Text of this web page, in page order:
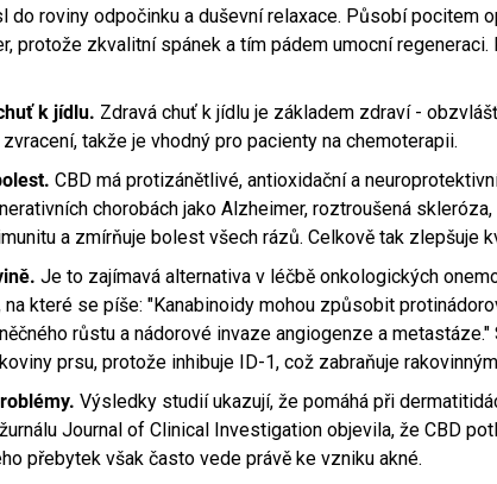
do roviny odpočinku a duševní relaxace. Působí pocitem
protože zkvalitní spánek a tím pádem umocní
k jídlu. Zdravá chuť k jídlu je základem zdraví -
takže je vhodný pro pacienty na chemoterapii.
CBD má protizánětlivé, antioxidační a
chorobách jako Alzheimer, roztroušená
a zmírňuje bolest všech rázů. Celkově tak zlepšuje
Je to zajímavá alternativa v léčbě onkologických
na které se píše: "Kanabinoidy mohou způsobit
růstu a nádorové invaze angiogenze a
prsu, protože inhibuje ID-1, což zabraňuje
Výsledky studií ukazují, že pomáhá při
Journal of Clinical Investigation objevila, že CBD
přebytek však často vede právě ke vzniku akné.